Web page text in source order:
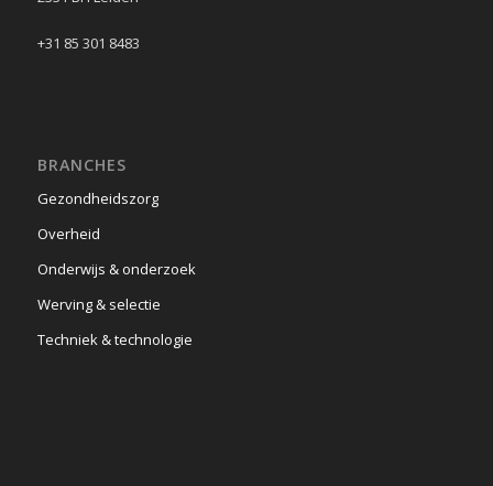
+31 85 301 8483
BRANCHES
Gezondheidszorg
Overheid
Onderwijs & onderzoek
Werving & selectie
Techniek & technologie